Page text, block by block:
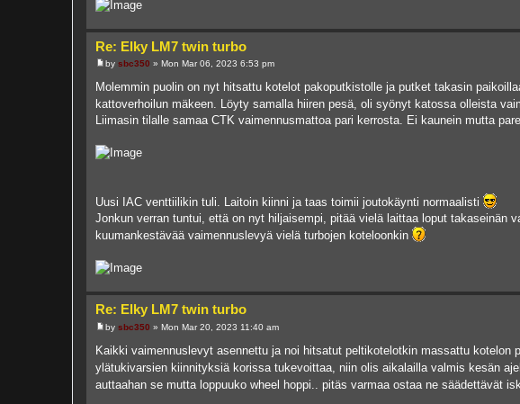
Re: Elky LM7 twin turbo
P
s
t
by sbc350 » Mon Mar 06, 2023 6:53 pm
Molemmin puolin on nyt hitsattu kotelot pakoputkistolle ja putket takasin
kattoverhoilun mäkeen. Löyty samalla hiiren pesä, oli syönyt katossa olleista
Liimasin tilalle samaa CTK vaimennusmattoa pari kerrosta. Ei kaunein mutta
Uusi IAC venttiilikin tuli. Laitoin kiinni ja taas toimii joutokäynti normaalisti
Jonkun verran tuntui, että on nyt hiljaisempi, pitää vielä laittaa loput takaseinän
kuumankestävää vaimennuslevyä vielä turbojen koteloonkin
Re: Elky LM7 twin turbo
P
s
t
by sbc350 » Mon Mar 20, 2023 11:40 am
Kaikki vaimennuslevyt asennettu ja noi hitsatut peltikotelotkin massattu
ylätukivarsien kiinnityksiä korissa tukevoittaa, niin olis aikalailla valmis kesän
auttaahan se mutta loppuuko wheel hoppi.. pitäs varmaa ostaa ne säädettävät